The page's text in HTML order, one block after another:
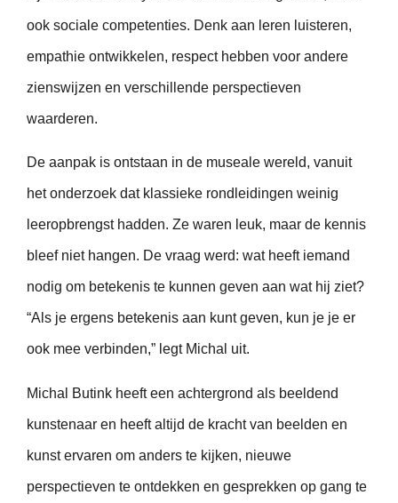
ook sociale competenties. Denk aan leren luisteren,
empathie ontwikkelen, respect hebben voor andere
zienswijzen en verschillende perspectieven
waarderen.
De aanpak is ontstaan in de museale wereld, vanuit
het onderzoek dat klassieke rondleidingen weinig
leeropbrengst hadden. Ze waren leuk, maar de kennis
bleef niet hangen. De vraag werd: wat heeft iemand
nodig om betekenis te kunnen geven aan wat hij ziet?
“Als je ergens betekenis aan kunt geven, kun je je er
ook mee verbinden,” legt Michal uit.
Michal Butink heeft een achtergrond als beeldend
kunstenaar en heeft altijd de kracht van beelden en
kunst ervaren om anders te kijken, nieuwe
perspectieven te ontdekken en gesprekken op gang te